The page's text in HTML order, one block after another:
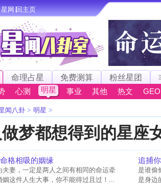
网∣回主页
命理占星 免费测算 粉丝星团
心测 明星 事业 其他 热文 GEO
闻八卦 > 明星 >
梦都想得到的星座
格相吸的姻缘
夫妻，一定是两人之间有相同的命运牵
姻这件人生大事，你不能得过且过！...
追捕
是谁偷
是身边